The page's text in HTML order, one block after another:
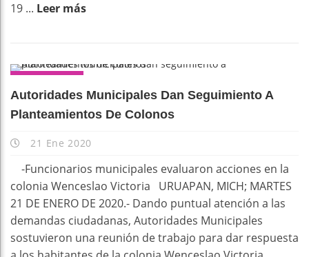
19 ... Leer más
Autoridades Municipales Dan Seguimiento A
Planteamientos De Colonos
21 Ene 2020
-Funcionarios municipales evaluaron acciones en la
colonia Wenceslao Victoria URUAPAN, MICH; MARTES
21 DE ENERO DE 2020.- Dando puntual atención a las
demandas ciudadanas, Autoridades Municipales
sostuvieron una reunión de trabajo para dar respuesta